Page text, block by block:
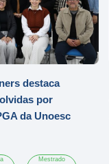
destaca
por
da Unoesc
Mestrado